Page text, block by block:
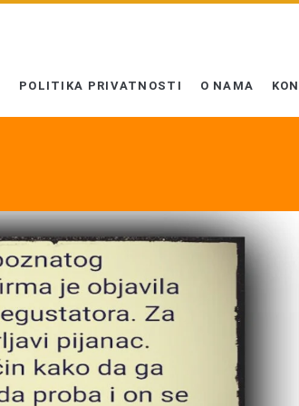
POLITIKA PRIVATNOSTI O NAMA